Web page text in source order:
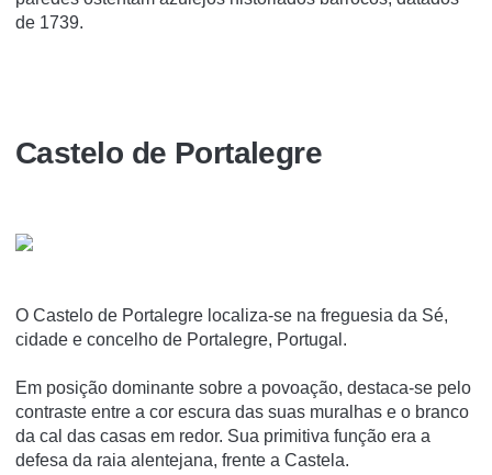
de 1739.
Castelo de Portalegre
O Castelo de Portalegre localiza-se na freguesia da Sé,
cidade e concelho de Portalegre, Portugal.
Em posição dominante sobre a povoação, destaca-se pelo
contraste entre a cor escura das suas muralhas e o branco
da cal das casas em redor. Sua primitiva função era a
defesa da raia alentejana, frente a Castela.